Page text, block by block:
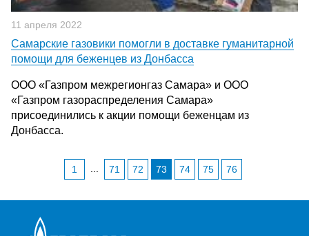
11 апреля 2022
Самарские газовики помогли в доставке гуманитарной
помощи для беженцев из Донбасса
ООО «Газпром межрегионгаз Самара» и ООО
«Газпром газораспределения Самара»
присоединились к акции помощи беженцам из
Донбасса.
1 71 72 73 74 75 76